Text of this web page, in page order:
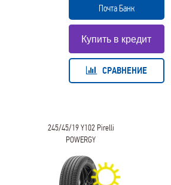
Почта Банк
СРАВНЕНИЕ
245/45/19 Y102 Pirelli
POWERGY